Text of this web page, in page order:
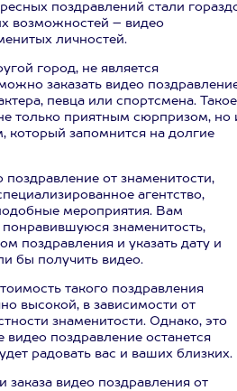
поздравлений стали
возможностей – видео
личностей.
город, не является
заказать видео
певца или спортсмена. Такое
только приятным сюрпризом, но
который запомнится на долгие
поздравление от знаменитости,
агентство,
мероприятия. Вам
понравившуюся знаменитость,
поздравления и указать дату и
бы получить видео.
такого поздравления
высокой, в зависимости от
знаменитости. Однако, это
видео поздравление останется
радовать вас и ваших близких.
видео поздравления от